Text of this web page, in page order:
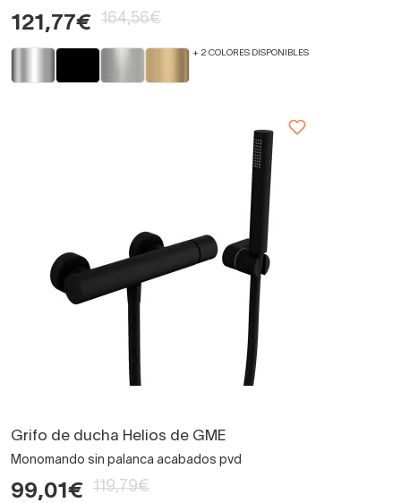
121,77€ 164,56€
+ 2 COLORES DISPONIBLES
Grifo de ducha Helios de GME
Monomando sin palanca acabados pvd
99,01€ 119,79€